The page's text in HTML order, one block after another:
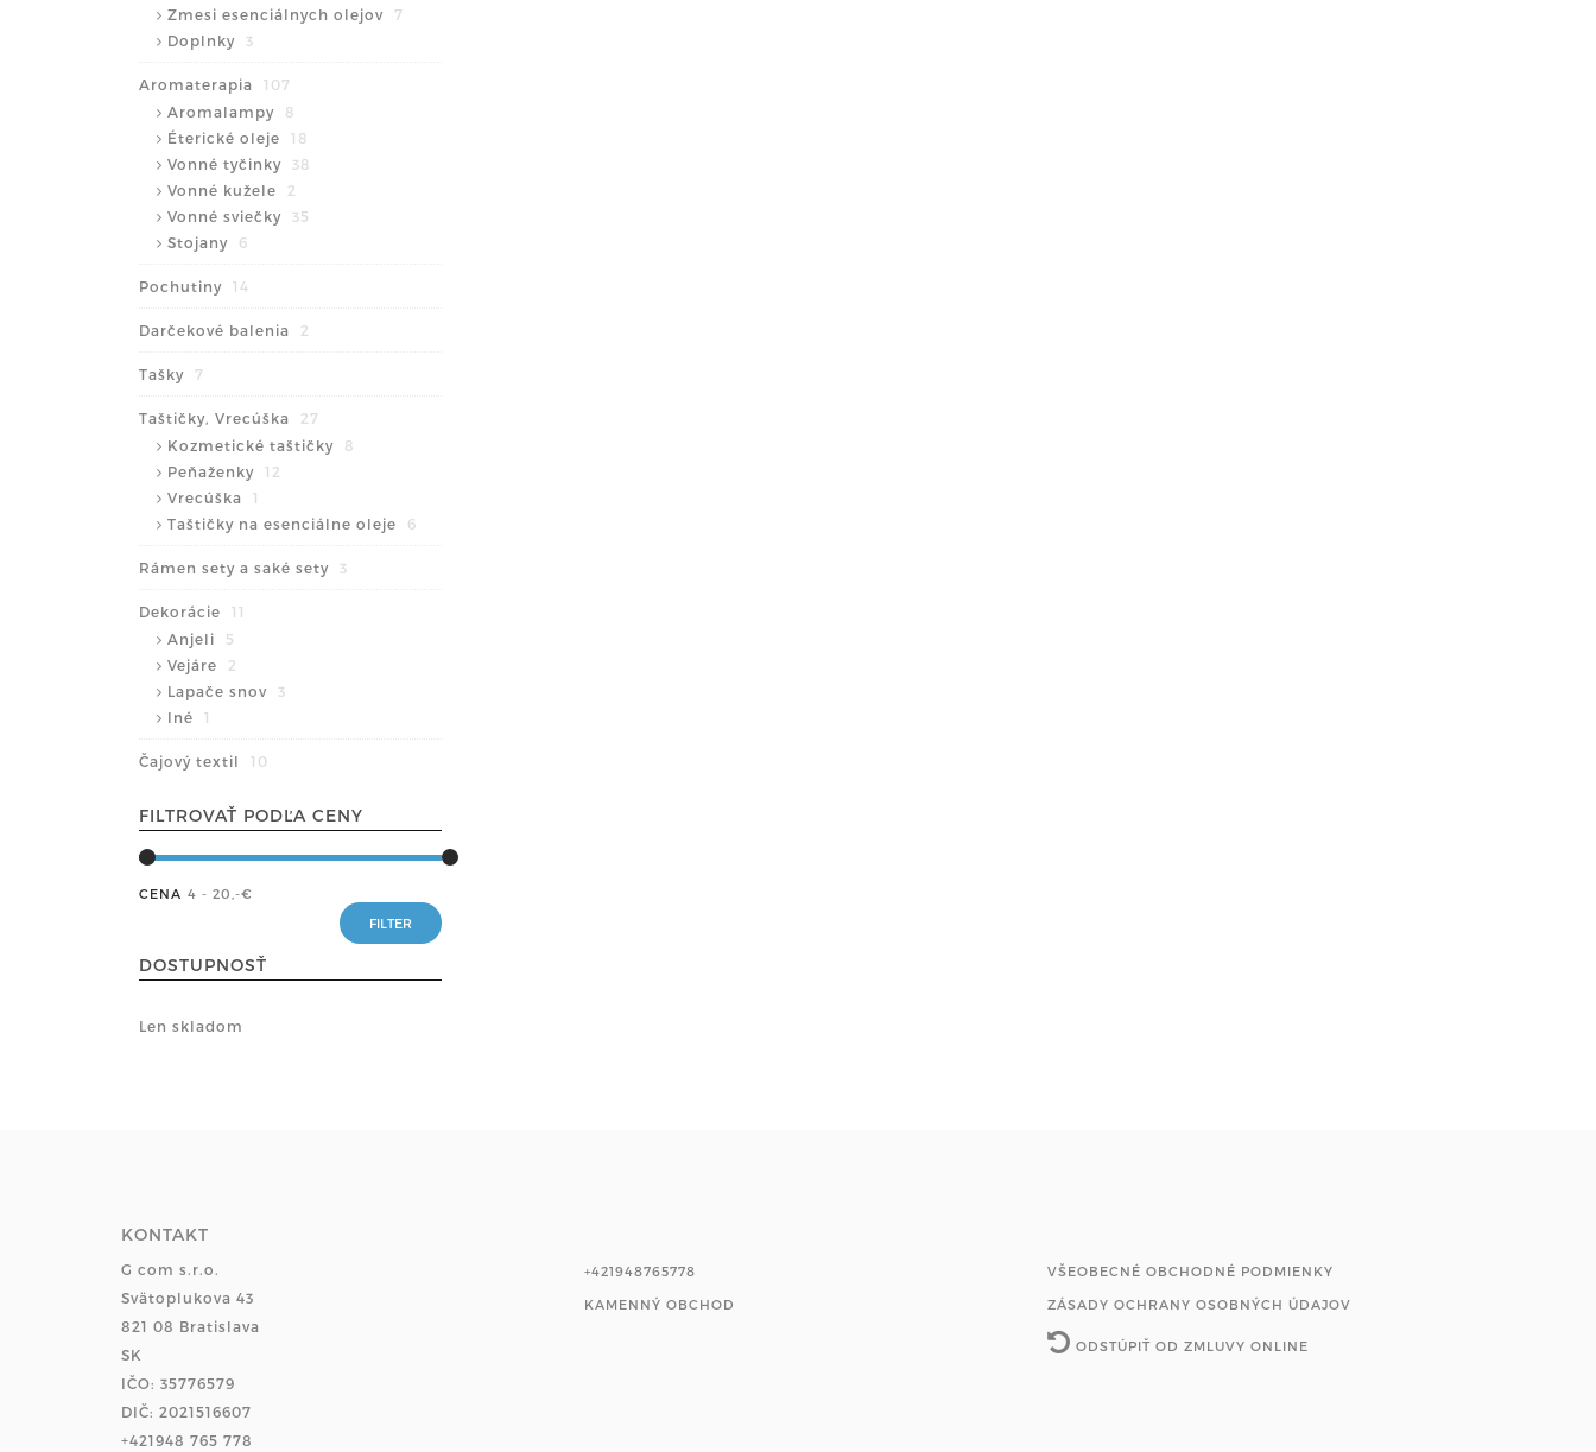
Zmesi esenciálnych olejov
7
Doplnky
3
Aromaterapia
107
Aromalampy
8
Éterické oleje
18
Vonné tyčinky
38
Vonné kužele
2
Vonné sviečky
35
Stojany
6
Pochutiny 14
Darčekové balenia 2
Tašky 7
Taštičky, Vrecúška
27
Kozmetické taštičky
8
Peňaženky
12
Vrecúška
1
Taštičky na esenciálne oleje
6
Rámen sety a saké sety 3
Dekorácie
11
Anjeli
5
Vejáre
2
Lapače snov
3
Iné
1
Čajový textil 10
FILTROVAŤ PODĽA CENY
CENA 4 - 20 ,-€
DOSTUPNOSŤ
Len skladom
KONTAKT
G com s.r.o.
Svätoplukova 43
821 08 Bratislava
SK
IČO: 35776579
DIČ: 2021516607
+421948 765 778
+421948765778
KAMENNÝ OBCHOD
VŠEOBECNÉ OBCHODNÉ PODMIENKY
ZÁSADY OCHRANY OSOBNÝCH ÚDAJOV
ODSTÚPIŤ OD ZMLUVY ONLINE